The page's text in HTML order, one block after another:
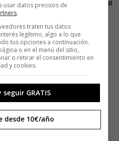
a aprender a montar».
usar datos precisos de
.
traten tus datos
legítimo, algo a lo que
tus opciones a continuación.
o en el menú del sitio,
o retirar el consentimiento en
y cookies.
GRATIS
desde 10€/año